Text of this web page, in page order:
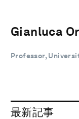
Gianluca
Professor,
最新記事